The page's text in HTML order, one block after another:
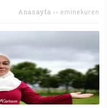
Anasayfa ›› eminekuren